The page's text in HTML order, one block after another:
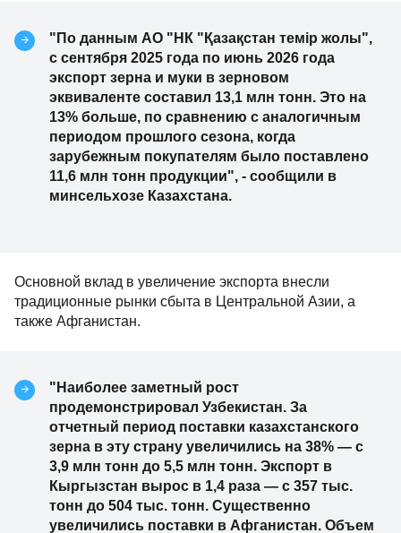
"По данным АО "НК "Қазақстан темір жолы",
с сентября 2025 года по июнь 2026 года
экспорт зерна и муки в зерновом
эквиваленте составил 13,1 млн тонн. Это на
13% больше, по сравнению с аналогичным
периодом прошлого сезона, когда
зарубежным покупателям было поставлено
11,6 млн тонн продукции", - сообщили в
минсельхозе Казахстана.
Основной вклад в увеличение экспорта внесли
традиционные рынки сбыта в Центральной Азии, а
также Афганистан.
"Наиболее заметный рост
продемонстрировал Узбекистан. За
отчетный период поставки казахстанского
зерна в эту страну увеличились на 38% — с
3,9 млн тонн до 5,5 млн тонн. Экспорт в
Кыргызстан вырос в 1,4 раза — с 357 тыс.
тонн до 504 тыс. тонн. Существенно
увеличились поставки в Афганистан. Объем